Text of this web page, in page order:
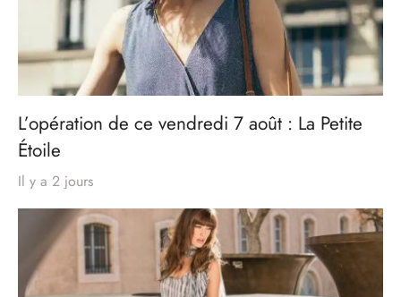
L’opération de ce vendredi 7 août : La Petite
Étoile
Il y a 2 jours